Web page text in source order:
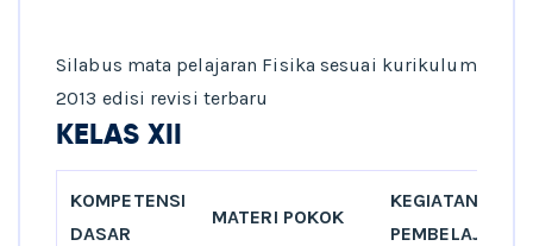
Silabus mata pelajaran Fisika sesuai kurikulum
2013 edisi revisi terbaru
KELAS XII
KOMPETENSI
DASAR
MATERI POKOK
KEGIATAN
PEMBELAJARAN